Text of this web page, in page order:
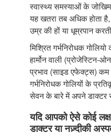
स्वास्थ्य समस्याओं के
यह खतरा तब अधिक होता
उम्र की हों या धूम्रपान
मिश्रित गर्भनिरोधक
हार्मोन वाली (प्रोजेस्टिन-
प्रभाव (साइड एफेक्ट्स) कम
गर्भनिरोधक गोलियों के
सेवन के बारे में अपने
यदि आपको ऐसे कोई
डाक्टर या नज़्दीकी